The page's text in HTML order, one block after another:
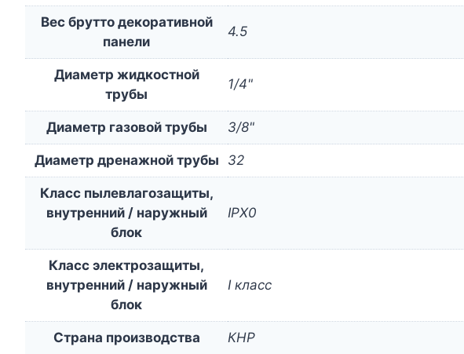
Вес брутто декоративной
панели
4.5
Диаметр жидкостной
трубы
1/4"
Диаметр газовой трубы 3/8"
Диаметр дренажной трубы 32
Класс пылевлагозащиты,
внутренний / наружный
блок
IPX0
Класс электрозащиты,
внутренний / наружный
блок
I класс
Страна производства КНР